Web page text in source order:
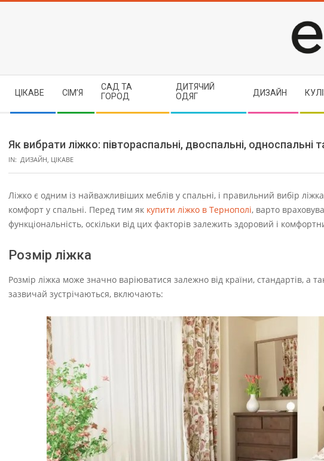
Navigation
Menu
ЦІКАВЕ СІМ’Я
САД ТА
ГОРОД
ДИТЯЧИЙ
ОДЯГ
ДИЗАЙН
Як вибрати ліжко: півтораспальні, двоспальні, односпальні
IN: ДИЗАЙН, ЦІКАВЕ
Ліжко є одним із найважливіших меблів у спальні, і правильний вибір
комфорт у спальні. Перед тим як купити ліжко в Тернополі, варто
функціональність, оскільки від цих факторів залежить здоровий і
Розмір ліжка
Розмір ліжка може значно варіюватися залежно від країни, стандартів, а
зазвичай зустрічаються, включають: